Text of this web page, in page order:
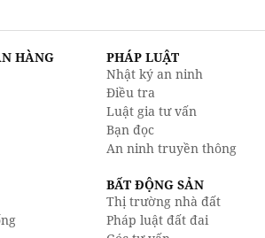
HÀNG
PHÁP LUẬT
Nhật ký an ninh
Điều tra
Luật gia tư vấn
Bạn đọc
An ninh truyền thông
BẤT ĐỘNG SẢN
Thị trường nhà đất
Pháp luật đất đai